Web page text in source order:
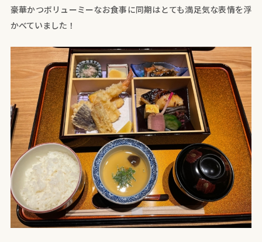
豪華かつボリューミーなお食事に同期はとても満足気な表情を浮
かべていました！